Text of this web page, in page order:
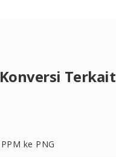
Konversi Terkait
PPM ke PNG